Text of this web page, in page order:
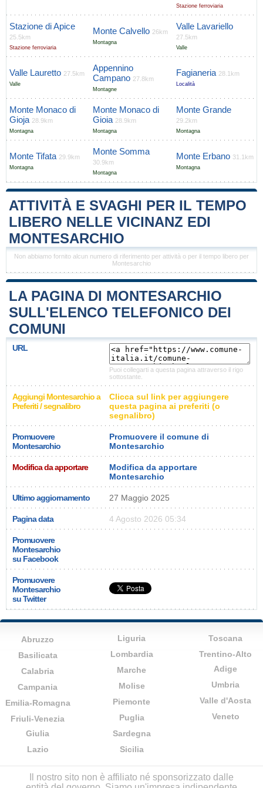
Stazione ferroviaria
Stazione di Apice
25.5km
Stazione ferroviaria
Monte Calvello 26km
Montagna
Valle Lavariello
27.5km
Valle
Valle Lauretto 27.5km
Valle
Appennino
Campano 27.8km
Montagne
Fagianeria 28.1km
Località
Monte Monaco di
Gioja 28.9km
Montagna
Monte Monaco di
Gioia 28.9km
Montagna
Monte Grande
29.2km
Montagna
Monte Tifata 29.9km
Montagna
Monte Somma
30.9km
Montagna
Monte Erbano 31.1km
Montagna
ATTIVITÀ E SVAGHI PER IL TEMPO
LIBERO NELLE VICINANZ EDI
MONTESARCHIO
Non abbiamo fornito alcun numero di riferimento per attività o per il tempo libero per
Montesarchio
LA PAGINA DI MONTESARCHIO
SULL'ELENCO TELEFONICO DEI
COMUNI
URL
Puoi collegarti a questa pagina attraverso il rigo
sottostante.
Aggiungi Montesarchio a
Preferiti / segnalibro
Clicca sul link per aggiungere
questa pagina ai preferiti (o
segnalibro)
Promuovere
Montesarchio
Promuovere il comune di
Montesarchio
Modifica da apportare
Modifica da apportare
Montesarchio
Ultimo aggiornamento 27 Maggio 2025
Pagina data 4 Agosto 2026 05:34
Promuovere
Montesarchio
su Facebook
Promuovere
Montesarchio
su Twitter
Abruzzo
Basilicata
Calabria
Campania
Emilia-Romagna
Friuli-Venezia
Giulia
Lazio
Liguria
Lombardia
Marche
Molise
Piemonte
Puglia
Sardegna
Sicilia
Toscana
Trentino-Alto
Adige
Umbria
Valle d'Aosta
Veneto
Il nostro sito non è affiliato né sponsorizzato dalle